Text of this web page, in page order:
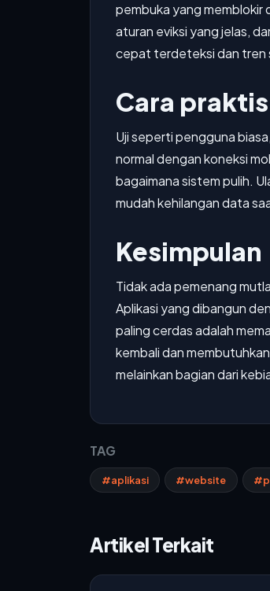
pembuka yang
aturan eviksi yang jelas,
cepat terdeteksi dan
Cara
Uji seperti pengguna
normal dengan koneksi
bagaimana sistem pulih.
mudah kehilangan data
Kesimpulan
Tidak ada pemenang
Aplikasi yang dibangun
paling cerdas adalah
kembali dan
melainkan bagian dari
TAG
#aplikasi #website
Artikel Terkait